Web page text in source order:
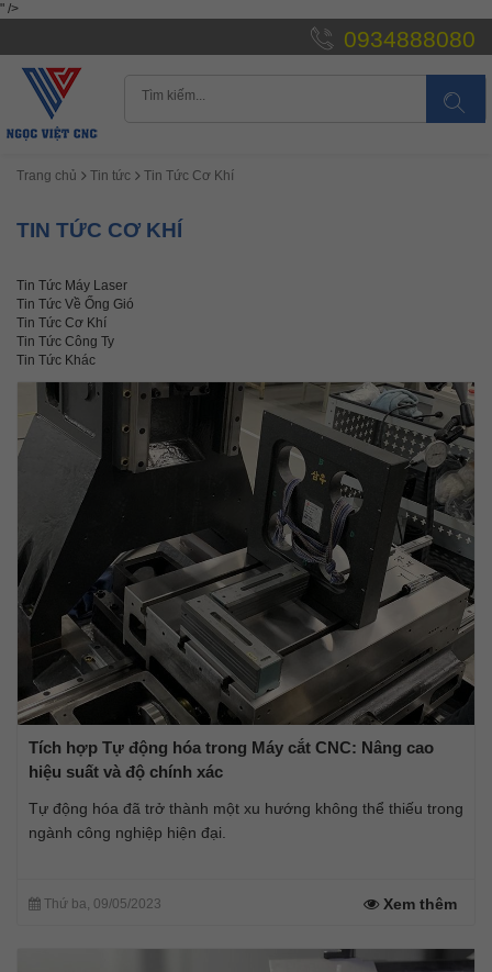
" />
0934888080
Trang chủ Tin tức Tin Tức Cơ Khí
TIN TỨC CƠ KHÍ
Tin Tức Máy Laser
Tin Tức Về Ống Gió
Tin Tức Cơ Khí
Tin Tức Công Ty
Tin Tức Khác
Tích hợp Tự động hóa trong Máy cắt CNC: Nâng cao
hiệu suất và độ chính xác
Tự động hóa đã trở thành một xu hướng không thể thiếu trong
ngành công nghiệp hiện đại.
Thứ ba, 09/05/2023 Xem thêm